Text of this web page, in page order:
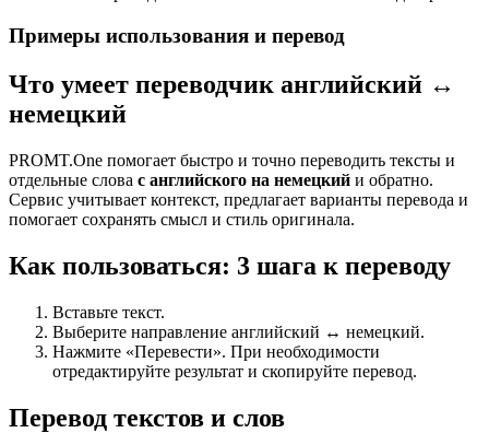
Примеры использования и перевод
Что умеет переводчик английский ↔
немецкий
PROMT.One помогает быстро и точно переводить тексты и
отдельные слова с английского на немецкий и обратно.
Сервис учитывает контекст, предлагает варианты перевода и
помогает сохранять смысл и стиль оригинала.
Как пользоваться: 3 шага к переводу
Вставьте текст.
Выберите направление английский ↔ немецкий.
Нажмите «Перевести». При необходимости
отредактируйте результат и скопируйте перевод.
Перевод текстов и слов